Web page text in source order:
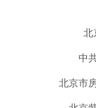
北
中
北京市